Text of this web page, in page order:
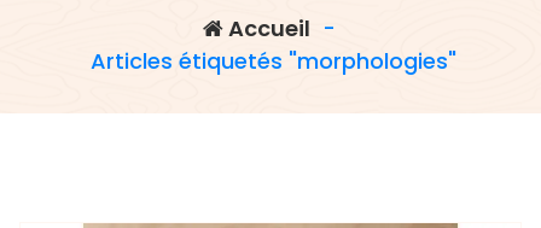
Accueil -
Articles étiquetés "morphologies"